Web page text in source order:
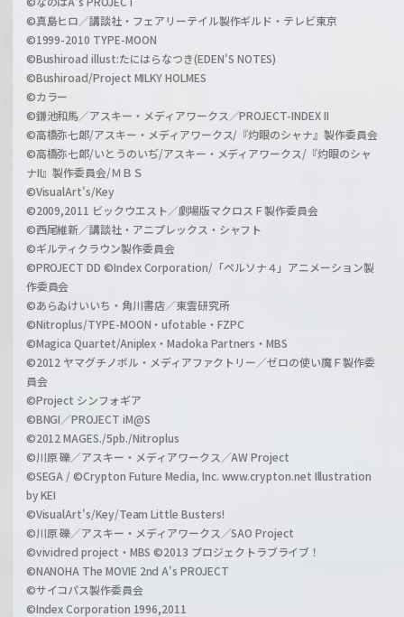
©真島ヒロ／講談社・フェアリーテイル製作ギルド・テレビ東京
©1999-2010 TYPE-MOON
©Bushiroad illust:たにはらなつき(EDEN'S NOTES)
©Bushiroad/Project MILKY HOLMES
©カラー
©鎌池和馬／アスキー・メディアワークス／PROJECT-INDEX II
©高橋弥七郎/アスキー・メディアワークス/『灼眼のシャナ』製作委員会
©高橋弥七郎/いとうのいぢ/アスキー・メディアワークス/『灼眼のシャ
ナII』製作委員会/ＭＢＳ
©VisualArt's/Key
©2009,2011 ビックウエスト／劇場版マクロスＦ製作委員会
©西尾維新／講談社・アニプレックス・シャフト
©ギルティクラウン製作委員会
©PROJECT DD ©Index Corporation/「ペルソナ４」アニメーション製
作委員会
©あらゐけいいち・角川書店／東雲研究所
©Nitroplus/TYPE-MOON・ufotable・FZPC
©Magica Quartet/Aniplex・Madoka Partners・MBS
©2012 ヤマグチノボル・メディアファクトリー／ゼロの使い魔Ｆ製作委
員会
©Project シンフォギア
©BNGI／PROJECT iM@S
©2012 MAGES./5pb./Nitroplus
©川原 礫／アスキー・メディアワークス／AW Project
©SEGA / ©Crypton Future Media, Inc. www.crypton.net Illustration
by KEI
©VisualArt's/Key/Team Little Busters!
©川原 礫／アスキー・メディアワークス／SAO Project
©vividred project・MBS ©2013 プロジェクトラブライブ！
©NANOHA The MOVIE 2nd A's PROJECT
©サイコパス製作委員会
©Index Corporation 1996,2011